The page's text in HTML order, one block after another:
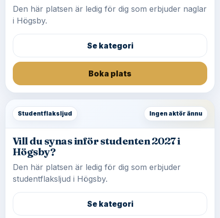
Den här platsen är ledig för dig som erbjuder naglar
i Högsby.
Se kategori
Boka plats
Studentflaksljud Ingen aktör ännu
Vill du synas inför studenten 2027 i
Högsby?
Den här platsen är ledig för dig som erbjuder
studentflaksljud i Högsby.
Se kategori